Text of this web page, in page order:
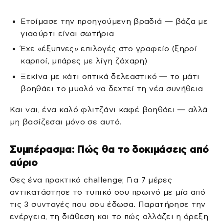
Ετοίμασε την προηγούμενη βραδιά — βάζα με
γιαούρτι είναι σωτήρια
Έχε «έξυπνες» επιλογές στο γραφείο (ξηροί
καρποί, μπάρες με λίγη ζάχαρη)
Ξεκίνα με κάτι οπτικά δελεαστικό — το μάτι
βοηθάει το μυαλό να δεχτεί τη νέα συνήθεια
Και ναι, ένα καλό φλιτζάνι καφέ βοηθάει — αλλά
μη βασίζεσαι μόνο σε αυτό.
Συμπέρασμα: Πώς θα το δοκιμάσεις από
αύριο
Θες ένα πρακτικό challenge; Για 7 μέρες
αντικατάστησε το τυπικό σου πρωινό με μία από
τις 3 συνταγές που σου έδωσα. Παρατήρησε την
ενέργεια, τη διάθεση και το πώς αλλάζει η όρεξη